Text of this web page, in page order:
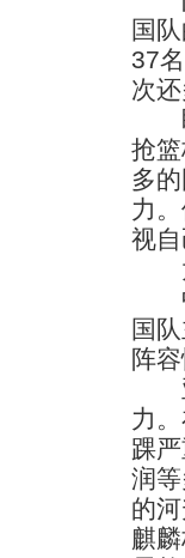
国
37
次还
盯
抢
多
力
视
太
中
国
阵
亚
力
踝
润
的
麒